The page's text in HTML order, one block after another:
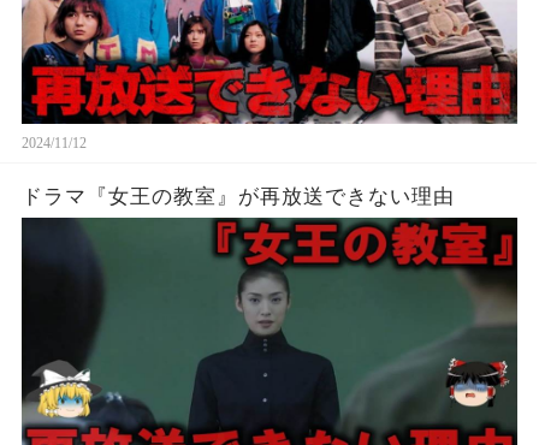
2024/11/12
ドラマ『女王の教室』が再放送できない理由